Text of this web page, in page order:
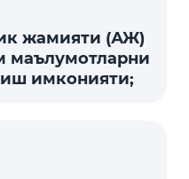
жамияти (АЖ)
маълумотларни
имконияти;